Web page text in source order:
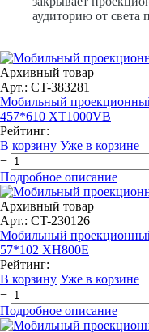
аудиторию от света
Архивный товар
Арт.: CT-383281
Мобильный
457*610 XT1000VB
Рейтинг:
В корзину Уже в корзине
−
Подробное описание
Архивный товар
Арт.: CT-230126
Мобильный
57*102 XH800E
Рейтинг:
В корзину Уже в корзине
−
Подробное описание